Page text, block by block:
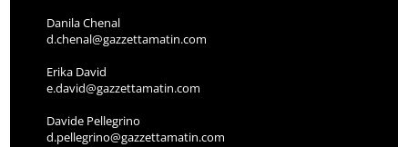
Danila Chenal
d.chenal@gazzettamatin.com
Erika David
e.david@gazzettamatin.com
Davide Pellegrino
d.pellegrino@gazzettamatin.com